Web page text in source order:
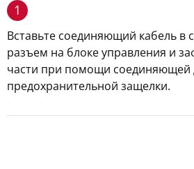
1
Вставьте соединяющий кабель в
разъем на блоке управления и
части при помощи соединяющей
предохранительной защелки.